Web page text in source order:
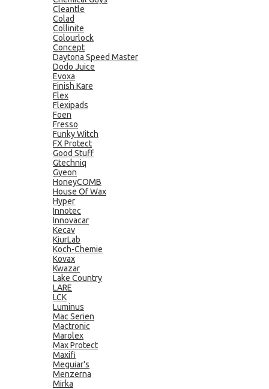
Cleantle
Colad
Collinite
Colourlock
Concept
Daytona Speed Master
Dodo Juice
Evoxa
Finish Kare
Flex
Flexipads
Foen
Fresso
Funky Witch
FX Protect
Good Stuff
Gtechniq
Gyeon
HoneyCOMB
House Of Wax
Hyper
Innotec
Innovacar
Kecav
KiurLab
Koch-Chemie
Kovax
Kwazar
Lake Country
LARE
LCK
Luminus
Mac Serien
Mactronic
Marolex
Max Protect
Maxifi
Meguiar's
Menzerna
Mirka